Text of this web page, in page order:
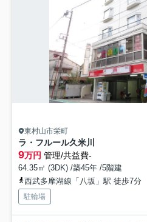
東村山市栄町
ラ・フルール久米川
9万円 管理/共益費-
64.35㎡ (3DK) /築45年 /5階建
西武多摩湖線「八坂」駅 徒歩7分
駐輪場